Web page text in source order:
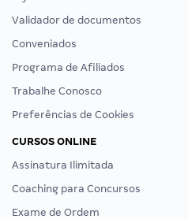
Validador de documentos
Conveniados
Programa de Afiliados
Trabalhe Conosco
Preferências de Cookies
CURSOS ONLINE
Assinatura Ilimitada
Coaching para Concursos
Exame de Ordem